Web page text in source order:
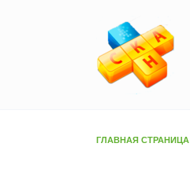
ГЛАВНАЯ СТРАНИЦА